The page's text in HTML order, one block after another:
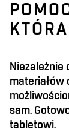
Niezależnie
materiałów
sam.
tabletowi.